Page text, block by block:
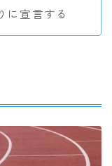
に宣言する